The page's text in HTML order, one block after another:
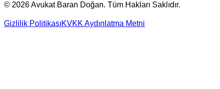
© 2026Avukat Baran Doğan. Tüm Hakları Saklıdır.
Gizlilik PolitikasıKVKK Aydınlatma Metni